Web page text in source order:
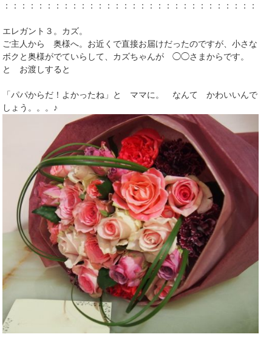
：：：：：：：：：：：：：：：：：：：：：：：：：：：：：：：
エレガント３。カズ。
ご主人から 奥様へ。お近くで直接お届けだったのですが、小さな
ボクと奥様がでていらして、カズちゃんが ◯◯さまからです。
と お渡しすると
「パパからだ！よかったね」と ママに。 なんて かわいいんで
しょう。。。♪